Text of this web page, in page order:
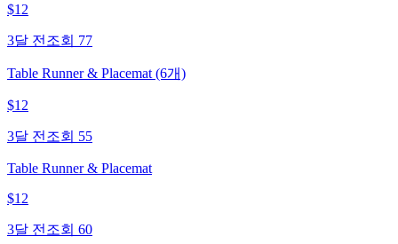
$12
3달 전 조회 77
Table Runner & Placemat (6개)
$12
3달 전 조회 55
Table Runner & Placemat
$12
3달 전 조회 60